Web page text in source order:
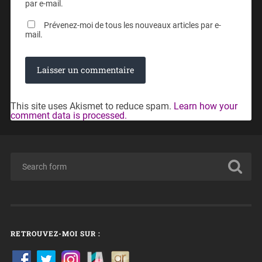
par e-mail.
Prévenez-moi de tous les nouveaux articles par e-
mail.
This site uses Akismet to reduce spam. Learn how your
comment data is processed.
RETROUVEZ-MOI SUR :